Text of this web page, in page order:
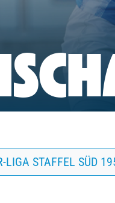
LIGA STAFFEL SÜD